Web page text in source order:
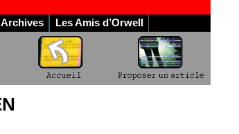
Archives Les Amis d’Orwell